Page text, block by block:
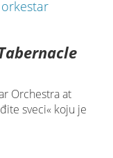
Orchestra at
sveci« koju je